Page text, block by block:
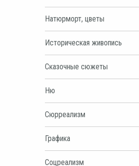
Натюрморт, цветы
Историческая живопись
Сказочные сюжеты
Ню
Сюрреализм
Графика
Соцреализм